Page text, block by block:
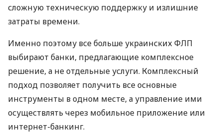
сложную техническую поддержку и излишние
затраты времени.
Именно поэтому все больше украинских ФЛП
выбирают банки, предлагающие комплексное
решение, а не отдельные услуги. Комплексный
подход позволяет получить все основные
инструменты в одном месте, а управление ими
осуществлять через мобильное приложение или
интернет-банкинг.